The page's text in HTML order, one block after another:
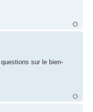
sur le bien-